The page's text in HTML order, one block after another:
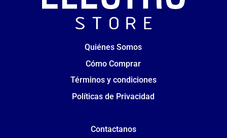
Quiénes Somos
Cómo Comprar
Términos y condiciones
Políticas de Privacidad
Contactanos